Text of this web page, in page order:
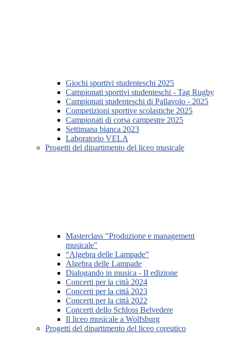
Giochi sportivi studenteschi 2025
Campionati sportivi studenteschi - Tag Rugby
Campionati studenteschi di Pallavolo - 2025
Competizioni sportive scolastiche 2025
Campionati di corsa campestre 2025
Settimana bianca 2023
Laboratorio VELA
Progetti del dipartimento del liceo musicale
Masterclass "Produzione e management
musicale"
“Algebra delle Lampade”
Algebra delle Lampade
Dialogando in musica - II edizione
Concerti per la città 2024
Concerti per la città 2023
Concerti per la città 2022
Concerti dello Schloss Belvedere
Il liceo musicale a Wolfsburg
Progetti del dipartimento del liceo coreutico